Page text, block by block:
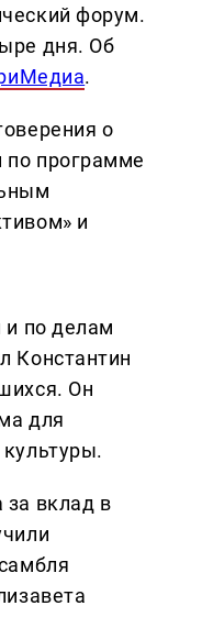
форум.
дня. Об
.
о
программе
и
и по делам
Константин
Он
для
за вклад в